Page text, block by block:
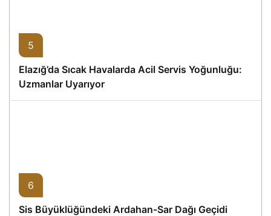
5
Elazığ’da Sıcak Havalarda Acil Servis Yoğunluğu:
Uzmanlar Uyarıyor
6
Sis Büyüklüğündeki Ardahan-Sar Dağı Geçidi